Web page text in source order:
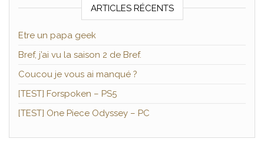
ARTICLES RÉCENTS
Etre un papa geek
Bref, j’ai vu la saison 2 de Bref.
Coucou je vous ai manqué ?
[TEST] Forspoken – PS5
[TEST] One Piece Odyssey – PC